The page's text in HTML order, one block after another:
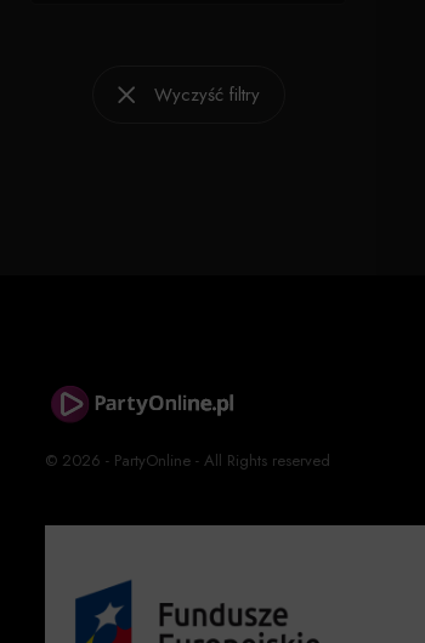
Wyczyść filtry
© 2026 - PartyOnline - All Rights reserved